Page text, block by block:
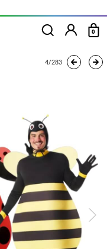
0
Groupe d’insectes du
4/283